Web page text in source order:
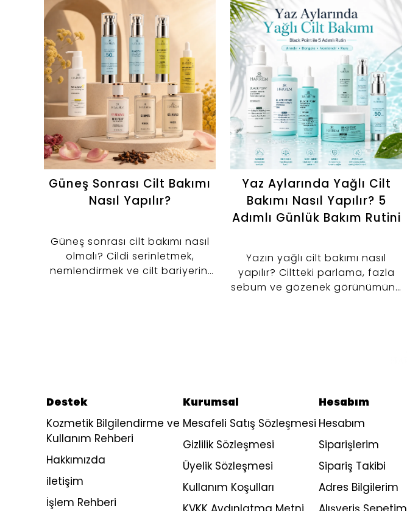
Güneş Sonrası Cilt Bakımı
Nasıl Yapılır?
Güneş sonrası cilt bakımı nasıl
olmalı? Cildi serinletmek,
nemlendirmek ve cilt bariyerini
Yaz Aylarında Yağlı Cilt
Bakımı Nasıl Yapılır? 5
Adımlı Günlük Bakım Rutini
Yazın yağlı cilt bakımı nasıl
yapılır? Ciltteki parlama, fazla
sebum ve gözenek görünümünü
Destek
Kozmetik Bilgilendirme ve
Kullanım Rehberi
Hakkımızda
iletişim
İşlem Rehberi
Kurumsal
Mesafeli Satış Sözleşmesi
Gizlilik Sözleşmesi
Üyelik Sözleşmesi
Kullanım Koşulları
Hesabım
Hesabım
Siparişlerim
Sipariş Takibi
Adres Bilgilerim